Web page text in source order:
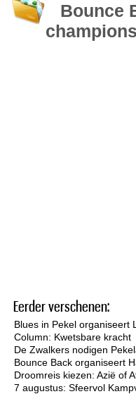
Bounce
Eerder verschenen:
Blues in Pekel organiseert
Column: Kwetsbare kracht
De Zwalkers nodigen
Bounce Back organiseert
Droomreis kiezen: Azië of
7 augustus: Sfeervol